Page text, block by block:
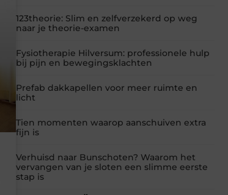
123theorie: Slim en zelfverzekerd op weg
naar je theorie-examen
Fysiotherapie Hilversum: professionele hulp
bij pijn en bewegingsklachten
Prefab dakkapellen voor meer ruimte en
licht
Tien momenten waarop aanschuiven extra
fijn is
Verhuisd naar Bunschoten? Waarom het
vervangen van je sloten een slimme eerste
stap is